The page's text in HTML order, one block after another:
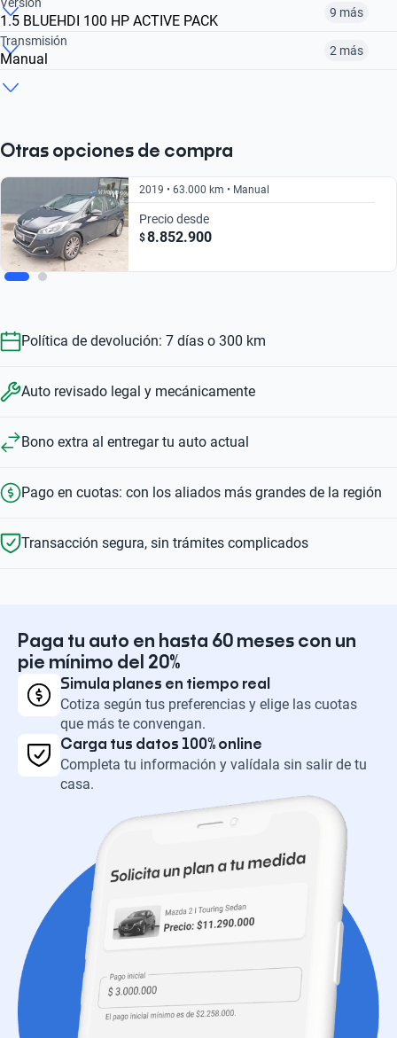
2016
$9.890.000
2017
1.5 BLUEHDI 100 HP ACTIVE PACK 9 más
Transmisión
Manual 2 más
$9.490.000 $9.890.000
Otras opciones de compra
2019 • 63.000 km • Manual
Precio desde
$8.852.900
Política de devolución: 7 días o 300 km
Auto revisado legal y mecánicamente
Bono extra al entregar tu auto actual
Pago en cuotas: con los aliados más grandes de la región
Transacción segura, sin trámites complicados
Paga tu auto en hasta 60 meses con un
pie mínimo del 20%
Simula planes en tiempo real
Cotiza según tus preferencias y elige las cuotas
que más te convengan.
Carga tus datos 100% online
Completa tu información y valídala sin salir de tu
casa.